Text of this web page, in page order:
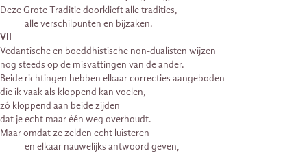
Deze Grote Traditie doorklieft alle tradities,
alle verschilpunten en bijzaken.
VII
Vedantische en boeddhistische non-dualisten wijzen
nog steeds op de misvattingen van de ander.
Beide richtingen hebben elkaar correcties aangeboden
die ik vaak als kloppend kan voelen,
zó kloppend aan beide zijden
dat je echt maar één weg overhoudt.
Maar omdat ze zelden echt luisteren
en elkaar nauwelijks antwoord geven,